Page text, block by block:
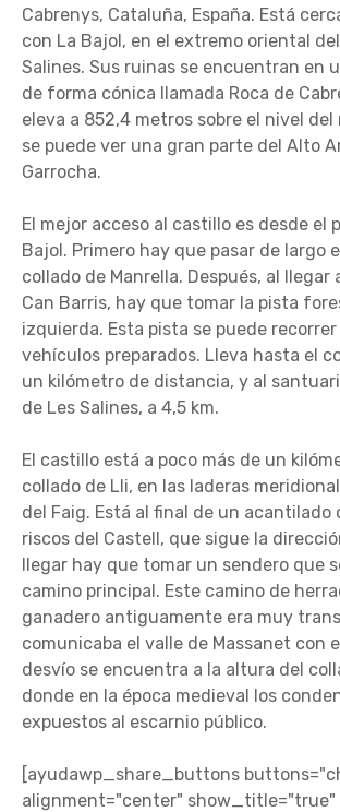
Cabrenys, Cataluña, España. Está
con La Bajol, en el extremo oriental
Salines. Sus ruinas se encuentran en
de forma cónica llamada Roca de
eleva a 852,4 metros sobre el nivel del
se puede ver una gran parte del Alto
Garrocha.
El mejor acceso al castillo es desde el
Bajol. Primero hay que pasar de largo
collado de Manrella. Después, al llegar
Can Barris, hay que tomar la pista
izquierda. Esta pista se puede recorrer
vehículos preparados. Lleva hasta el
un kilómetro de distancia, y al
de Les Salines, a 4,5 km.
El castillo está a poco más de un
collado de Lli, en las laderas
del Faig. Está al final de un acantilado
riscos del Castell, que sigue la
llegar hay que tomar un sendero que
camino principal. Este camino de
ganadero antiguamente era muy
comunicaba el valle de Massanet con
desvío se encuentra a la altura del
donde en la época medieval los
expuestos al escarnio público.
[ayudawp_share_buttons
alignment="center" show_title="true"